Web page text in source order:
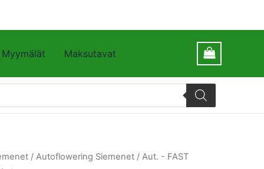
Myymälät Maksutavat
/ Autoflowering Siemenet / Aut. - FAST